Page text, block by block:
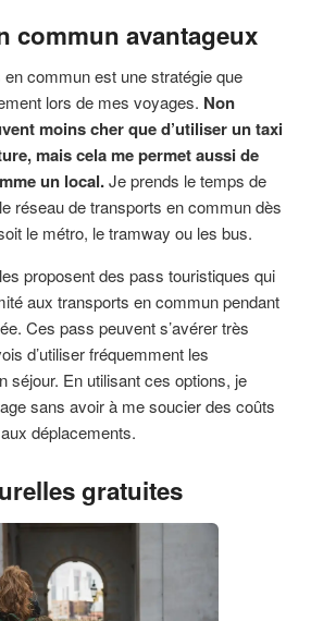
commun avantageux
commun est une stratégie que
lors de mes voyages. Non
moins cher que d’utiliser un taxi
mais cela me permet aussi de
un local.Je prends le temps de
réseau de transports en commun dès
le métro, le tramway ou les bus.
proposent des pass touristiques qui
aux transports en commun pendant
Ces pass peuvent s’avérer très
d’utiliser fréquemment les
séjour. En utilisant ces options, je
sans avoir à me soucier des coûts
déplacements.
gratuites